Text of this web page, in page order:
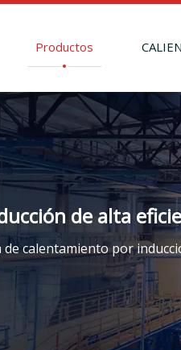
Productos
de alta
de calentamiento por